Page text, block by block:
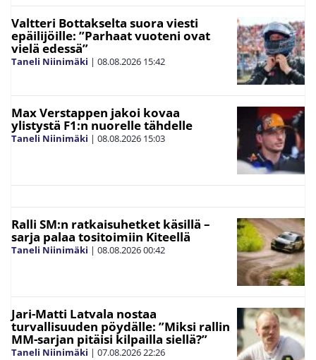
Valtteri Bottakselta suora viesti
epäilijöille: ”Parhaat vuoteni ovat
vielä edessä”
Taneli Niinimäki | 08.08.2026 15:42
Max Verstappen jakoi kovaa
ylistystä F1:n nuorelle tähdelle
Taneli Niinimäki | 08.08.2026 15:03
Ralli SM:n ratkaisuhetket käsillä –
sarja palaa tositoimiin Kiteellä
Taneli Niinimäki | 08.08.202600:42
Jari-Matti Latvala nostaa
turvallisuuden pöydälle: ”Miksi rallin
MM-sarjan pitäisi kilpailla siellä?”
Taneli Niinimäki | 07.08.202622:26